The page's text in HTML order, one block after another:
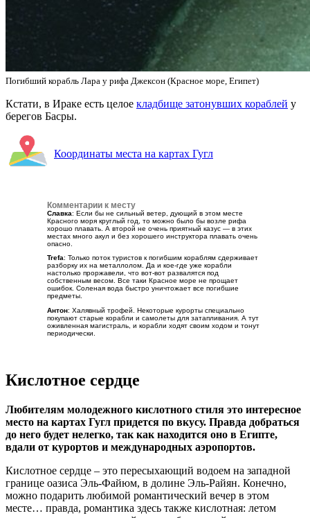
Погибший корабль Лара у рифа Джексон (Красное море, Египет)
Кстати, в Ираке есть целое кладбище затонувших кораблей у
берегов Басры.
Координаты места на картах Гугл
Комментарии к месту
Славка: Если бы не сильный ветер, дующий в этом месте
Красного моря круглый год, то можно было бы возле рифа
хорошо плавать. А второй не очень приятный казус — в этих
местах много акул и без хорошего инструктора плавать очень
опасно.
Trefa: Только поток туристов к погибшим кораблям сдерживает
разборку их на металлолом. Да и кое-где уже корабли
настолько проржавели, что вот-вот развалятся под
собственным весом. Все таки Красное море не прощает
ошибок. Соленая вода быстро уничтожает все погибшие
предметы.
Антон: Халявный трофей. Некоторые курорты специально
покупают старые корабли и самолеты для затапливания. А тут
оживленная магистраль, и корабли ходят своим ходом и тонут
периодически.
Кислотное сердце
Любителям молодежного кислотного стиля это интересное
место на картах Гугл придется по вкусу. Правда добраться
до него будет нелегко, так как находится оно в Египте,
вдали от курортов и международных аэропортов.
Кислотное сердце – это пересыхающий водоем на западной
границе оазиса Эль-Файюм, в долине Эль-Райян. Конечно,
можно подарить любимой романтический вечер в этом
месте… правда, романтика здесь также кислотная: летом